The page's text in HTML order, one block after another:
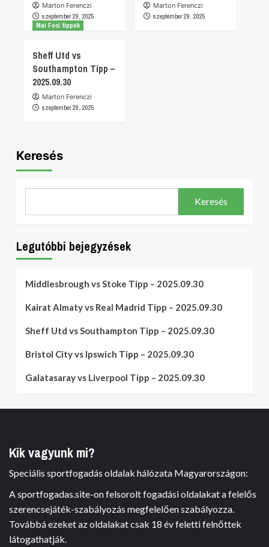
Marton Ferenczi
szeptember 29, 2025
Marton Ferenczi
szeptember 29, 2025
Mai Foci tippek
Sheff Utd vs
Southampton Tipp –
2025.09.30
Marton Ferenczi
szeptember 29, 2025
Keresés
Keresés
Legutóbbi bejegyzések
Middlesbrough vs Stoke Tipp – 2025.09.30
Kairat Almaty vs Real Madrid Tipp – 2025.09.30
Sheff Utd vs Southampton Tipp – 2025.09.30
Bristol City vs Ipswich Tipp – 2025.09.30
Galatasaray vs Liverpool Tipp – 2025.09.30
Kik vagyunk mi?
Speciális sportfogadás oldalak hálózata Magyarországon:
A sportfogadas.site-on felsorolt fogadási oldalakat a felelős
szerencsejáték-szabályozás megfelelően szabályozza.
Továbbá ezeket az oldalakat csak 18 év feletti felnőttek
látogathatják.